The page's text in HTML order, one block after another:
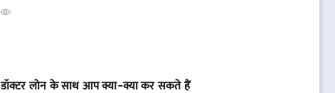
डॉक्टर लोन के साथ आप क्या-क्या कर सकते हैं